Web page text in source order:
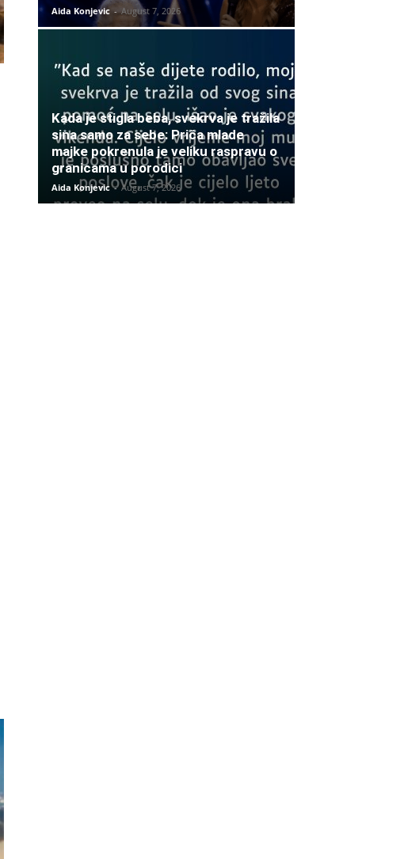
Aida Konjevic - August 7, 2026
Kada je stigla beba, svekrva je tražila
sina samo za sebe: Priča mlade
majke pokrenula je veliku raspravu o
granicama u porodici
Aida Konjevic - August 7, 2026